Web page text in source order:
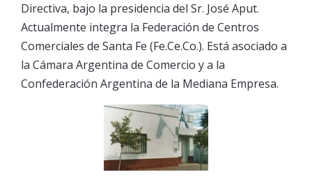
Directiva, bajo la presidencia del Sr. José Aput.
Actualmente integra la Federación de Centros
Comerciales de Santa Fe (Fe.Ce.Co.). Está asociado a
la Cámara Argentina de Comercio y a la
Confederación Argentina de la Mediana Empresa.